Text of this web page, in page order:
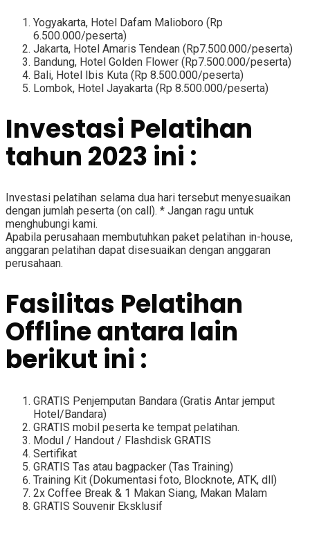
Yogyakarta, Hotel Dafam Malioboro (Rp
6.500.000/peserta)
Jakarta, Hotel Amaris Tendean (Rp7.500.000/peserta)
Bandung, Hotel Golden Flower (Rp7.500.000/peserta)
Bali, Hotel Ibis Kuta (Rp 8.500.000/peserta)
Lombok, Hotel Jayakarta (Rp 8.500.000/peserta)
Investasi Pelatihan
tahun 2023 ini :
Investasi pelatihan selama dua hari tersebut menyesuaikan
dengan jumlah peserta (on call). * Jangan ragu untuk
menghubungi kami.
Apabila perusahaan membutuhkan paket pelatihan in-house,
anggaran pelatihan dapat disesuaikan dengan anggaran
perusahaan.
Fasilitas Pelatihan
Offline antara lain
berikut ini :
GRATIS Penjemputan Bandara (Gratis Antar jemput
Hotel/Bandara)
GRATIS mobil peserta ke tempat pelatihan.
Modul / Handout / Flashdisk GRATIS
Sertifikat
GRATIS Tas atau bagpacker (Tas Training)
Training Kit (Dokumentasi foto, Blocknote, ATK, dll)
2x Coffee Break & 1 Makan Siang, Makan Malam
GRATIS Souvenir Eksklusif